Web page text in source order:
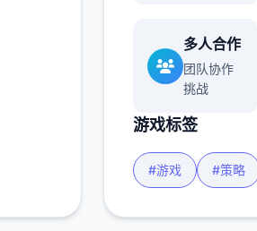
多人合作
团队协作
挑战
游戏标签
#游戏 #策略